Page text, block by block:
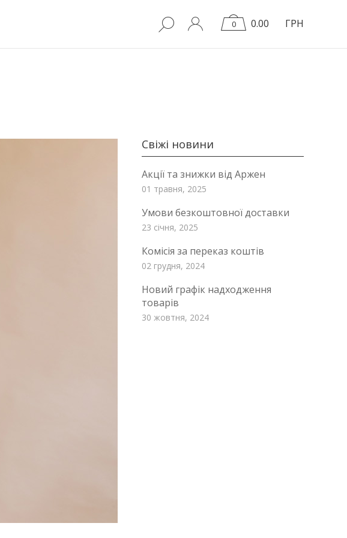
0 0.00 ГРН
Свіжі новини
Акції та знижки від Аржен
01 травня, 2025
Умови безкоштовної доставки
23 сiчня, 2025
Комісія за переказ коштів
02 грудня, 2024
Новий графік надходження
товарів
30 жовтня, 2024